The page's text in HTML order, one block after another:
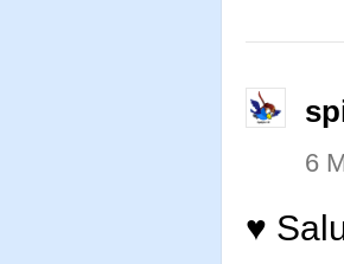
6
♥